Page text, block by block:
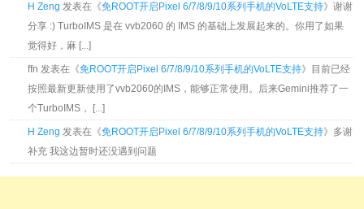
H Zeng 发表在《免ROOT开启Pixel 6/7/8/9/10系列手机的VoLTE支持》谢谢
分享 :) TurboIMS 是在 vvb2060 的 IMS 的基础上发展起来的。你用了如果
觉得好，麻 [...]
ffn 发表在《免ROOT开启Pixel 6/7/8/9/10系列手机的VoLTE支持》目前已经
按照最新更新使用了vvb2060的IMS，能够正常使用。后来Gemini推荐了一
个TurboIMS， [...]
H Zeng 发表在《免ROOT开启Pixel 6/7/8/9/10系列手机的VoLTE支持》多谢
补充 我这边暂时还没遇到问题